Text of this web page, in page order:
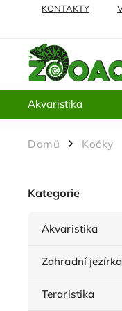
KONTAKTY
Akvaristika
Domů / Kočky
Kategorie
Akvaristika
Zahradní jezírka
Teraristika